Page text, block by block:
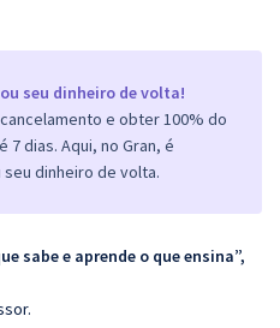
seu dinheiro de volta!
e obter 100% do
dias. Aqui, no Gran, é
dinheiro de volta.
sabe e aprende o que ensina”,